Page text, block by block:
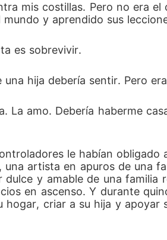
mis costillas. Pero no era el
y aprendido sus
es sobrevivir.
hija debería sentir. Pero
amo. Debería haberme
le habían obligado
artista en apuros de una
y amable de una familia
en ascenso. Y durante
criar a su hija y apoyar